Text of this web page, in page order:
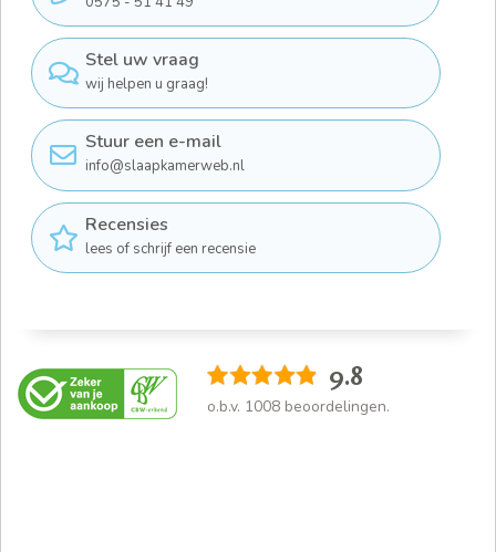
Stel uw vraag
wij helpen u graag!
Stuur een e-mail
info@slaapkamerweb.nl
Recensies
lees of schrijf een recensie
9.8
o.b.v. 1008 beoordelingen.